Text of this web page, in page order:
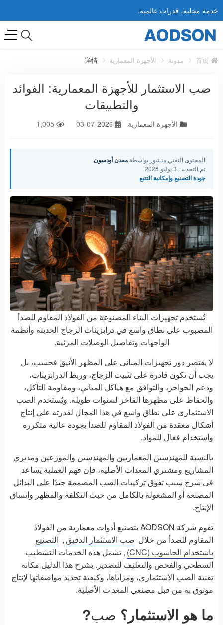
خدمة محلية، قدرات عالمية.
مدونة الأجهزة المعمارية 详情
صب الاستثمار للأجهزة المعمارية: الفوائد
والتطبيقات
الأجهزة المعمارية 2026-07-03
المحتوى التقني منشور بواسطة معدن أودسون
تم التحديث 3 يوليو 2026
جودة التصنيع وإمكانية التتبع
تُستخدم تجهيزات البناء المصنوعة من الفولاذ المقاوم للصدأ
المصبوب على نطاق واسع في درابزينات الزجاج الحديثة وأنظمة
الواجهات وتفاصيل الوصلات المرئية.
لا يقتصر دور تجهيزات المباني على المظهر الأنيق فحسب، بل
يجب أن تكون قادرة على تثبيت الزجاج، وربط الدرابزينات،
ودعم الحواجز، والتوافق مع هياكل المباني، ومقاومة التآكل،
والحفاظ على مظهرها الفاخر لسنوات طويلة. ويُستخدم الصب
الاستثماري على نطاق واسع في هذا المجال لقدرته على إنتاج
أشكال معقدة من الفولاذ المقاوم للصدأ بجودة عالية متكررة
واستخدام فعال للمواد.
بالنسبة للمهندسين المعماريين والمهندسين والموزعين ومديري
المشاريع ومشتري المعدات الأصلية، فإن فهم العملية يساعد
في شرح سبب تفوق تركيبات الصب المصممة جيدًا على البدائل
المصنعة أو المشغولة بالكامل من حيث التكلفة والمظهر واتساق
الإنتاج.
تقوم شركة AODSON بتصنيع أدوات معمارية من الفولاذ
المقاوم للصدأ من خلال صب الاستثمار الدقيق , التصنيع
باستخدام الحاسوب (CNC)
, تشمل هذه الخدمات التشطيب
السطحي والفحص والتغليف للتصدير. يشرح هذا الدليل مكانة
تقنية الصب الاستثماري، ومزاياها، وكيفية تحديد مواصفاتها لإنتاج
موثوق به من قبل مصنعي المعدات الأصلية.
ما هو الاستثمار؟ صب?